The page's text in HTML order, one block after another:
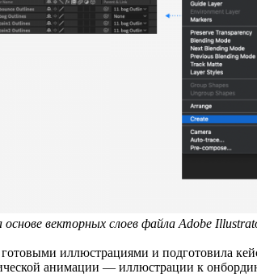
основе векторных слоев файла Adobe
готовыми иллюстрациями и подготовила
анимации — иллюстрации к